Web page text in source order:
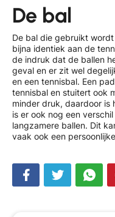
De bal
De bal die gebruikt
bijna identiek aan de
de indruk dat de ballen
geval en er zit wel
en een tennisbal. Een
tennisbal en stuitert ook
minder druk, daardoor is
is er ook nog een
langzamere ballen. Dit
vaak ook een